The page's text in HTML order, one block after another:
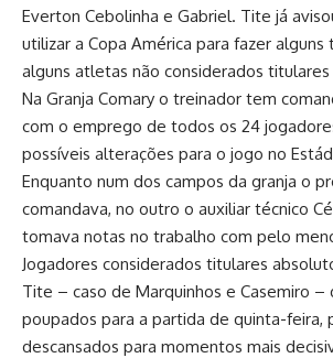
Everton Cebolinha e Gabriel. Tite já
utilizar a Copa América para fazer
alguns atletas não considerados
Na Granja Comary o treinador tem
com o emprego de todos os 24
possíveis alterações para o jogo no
Enquanto num dos campos da granja o
comandava, no outro o auxiliar técnico
tomava notas no trabalho com pelo
Jogadores considerados titulares
Tite – caso de Marquinhos e Casemiro –
poupados para a partida de quinta-feira,
descansados para momentos mais